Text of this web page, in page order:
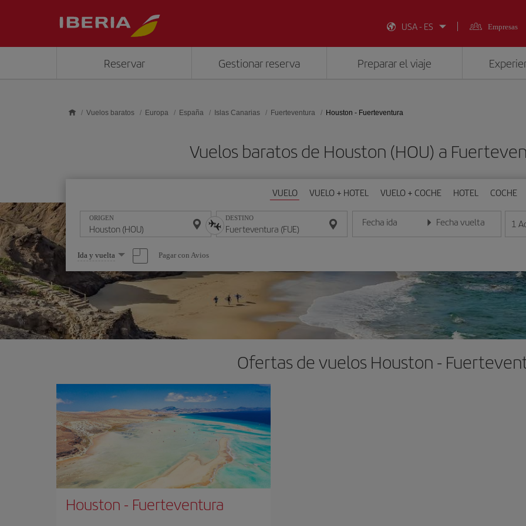
USA - ES
Empresas
Reservar Gestionar reserva Preparar el viaje
Vuelos baratos Europa España Islas Canarias Fuerteventura Houston - Fuerteventura
Vuelos baratos de Houston (HOU) a
VUELO VUELO + HOTEL VUELO + COCHE HOTEL COCHE
ORIGEN DESTINO Fecha ida
Introduce la fecha en formato día/mes/año
Fecha vuelta
Introduce la fecha en 1
Seleccione
una
opción
Ida y vuelta Pagar con Avios
Ofertas de vuelos Houston -
Houston - Fuerteventura